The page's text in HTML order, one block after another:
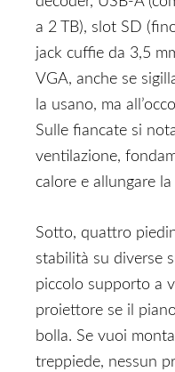
a 2 TB), slot SD
jack cuffie da 3,5
VGA, anche se
la usano, ma
Sulle fiancate si
ventilazione,
calore e allungare
Sotto, quattro
stabilità su diverse
piccolo supporto a
proiettore se il
bolla. Se vuoi
treppiede, nessun